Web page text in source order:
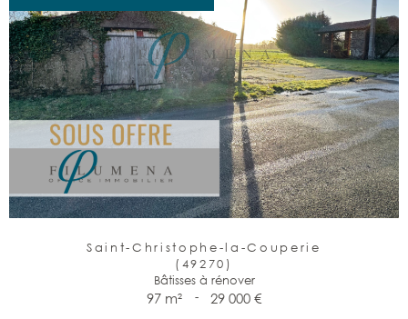
Saint-Christophe-la-Couperie
(49270)
Bâtisses à rénover
97 m² - 29 000 €